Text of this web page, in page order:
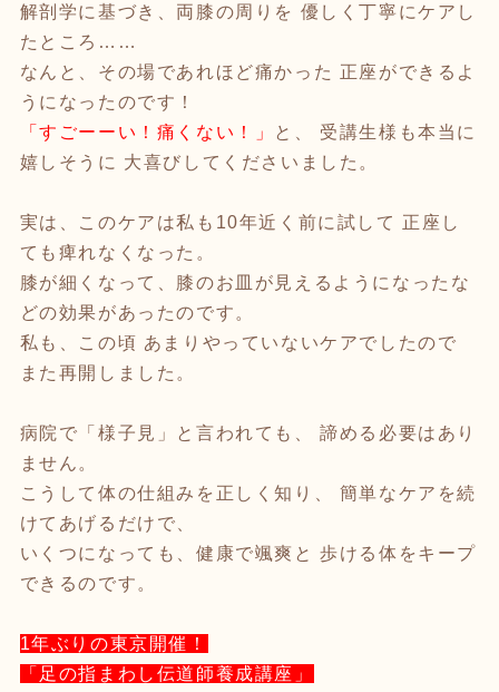
解剖学に基づき、両膝の周りを 優しく丁寧にケアし
たところ……
なんと、その場であれほど痛かった 正座ができるよ
うになったのです！
「すごーーい！痛くない！」 と、 受講生様も本当に
嬉しそうに 大喜びしてくださいました。
実は、このケアは私も10年近く前に試して 正座し
ても痺れなくなった。
膝が細くなって、膝のお皿が見えるようになったな
どの効果があったのです。
私も、この頃 あまりやっていないケアでしたので
また再開しました。
病院で「様子見」と言われても、 諦める必要はあり
ません。
こうして体の仕組みを正しく知り、 簡単なケアを続
けてあげるだけで、
いくつになっても、健康で颯爽と 歩ける体をキープ
できるのです。
1年ぶりの東京開催！
「足の指まわし伝道師養成講座」